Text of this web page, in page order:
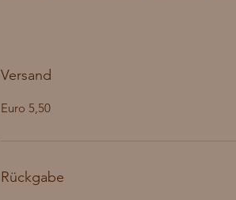
Versand
5,50 Euro
Rückgabe